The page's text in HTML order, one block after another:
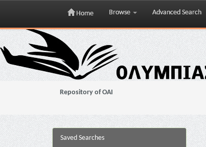
Skip
navigation
Home Browse Advanced Search
Repository of OAI
Saved Searches